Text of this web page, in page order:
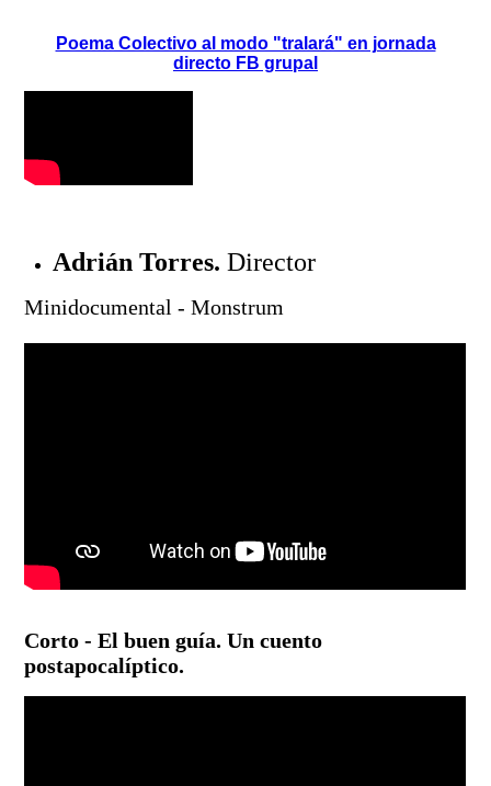
Poema Colectivo al modo "tralará" en jornada
directo FB grupal
Adrián Torres. Director
Minidocumental - Monstrum
Corto - El buen guía. Un cuento
postapocalíptico.